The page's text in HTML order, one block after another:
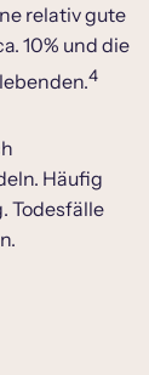
relativ gute
10% und die
4
Häufig
Todesfälle